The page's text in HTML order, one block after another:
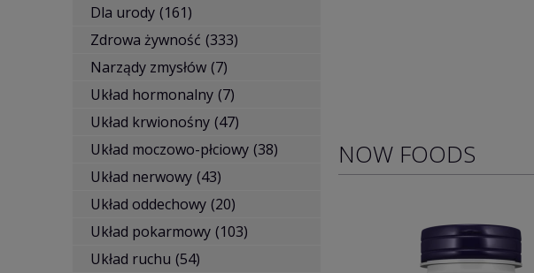
Dla urody (161)
Zdrowa żywność (333)
Narządy zmysłów (7)
Układ hormonalny (7)
Układ krwionośny (47)
Układ moczowo-płciowy (38)
Układ nerwowy (43)
Układ oddechowy (20)
Układ pokarmowy (103)
Układ ruchu (54)
NOW FOODS